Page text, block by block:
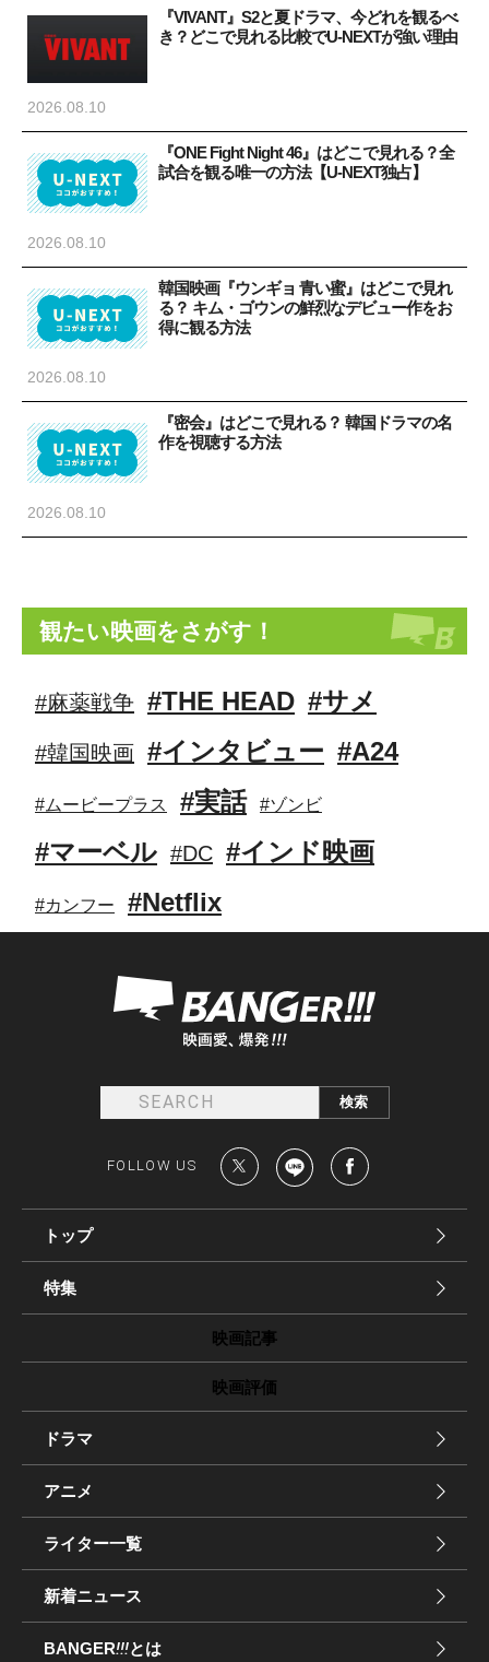
『VIVANT』S2と夏ドラマ、今どれを観るべ
き？どこで見れる比較でU-NEXTが強い理由
2026.08.10
『ONE Fight Night 46』はどこで見れる？全
試合を観る唯一の方法【U-NEXT独占】
2026.08.10
韓国映画『ウンギョ 青い蜜』はどこで見れ
る？ キム・ゴウンの鮮烈なデビュー作をお
得に観る方法
2026.08.10
『密会』はどこで見れる？ 韓国ドラマの名
作を視聴する方法
2026.08.10
観たい映画をさがす！
#麻薬戦争 #THE HEAD #サメ
#韓国映画 #インタビュー #A24
#ムービープラス #実話 #ゾンビ
#マーベル #DC #インド映画
#カンフー #Netflix
FOLLOW US
トップ
特集
映画記事
映画評価
ドラマ
アニメ
ライター一覧
新着ニュース
BANGER!!!とは